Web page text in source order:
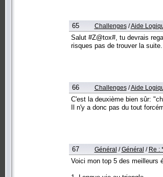
65 Challenges/Aide
Salut #Z@tox#, tu devrais
risques pas de trouver la suite.
66 Challenges/Aide
C'est la deuxième bien sûr:
Il n'y a donc pas du tout
67 Général /Général / Re :
Voici mon top 5 des meilleurs